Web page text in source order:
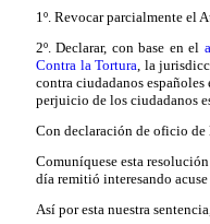
1º. Revocar parcialmente el
2º. Declarar, con base en el
Contra la Tortura, la
contra ciudadanos
perjuicio de los ciudadanos
Con declaración de oficio de
Comuníquese esta
día remitió interesando
Así por esta nuestra